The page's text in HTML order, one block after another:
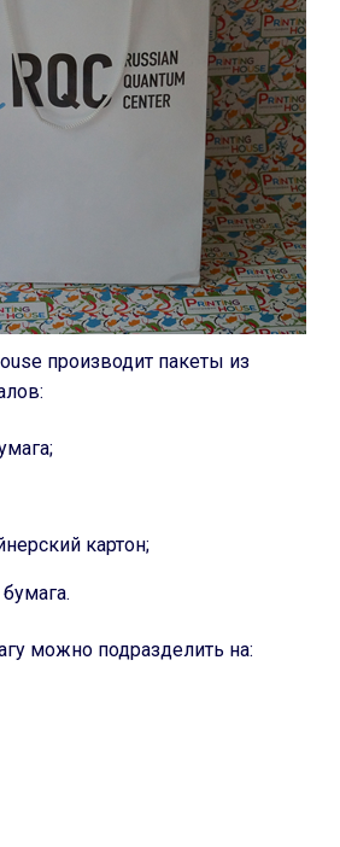
производит пакеты из
картон;
можно подразделить на: